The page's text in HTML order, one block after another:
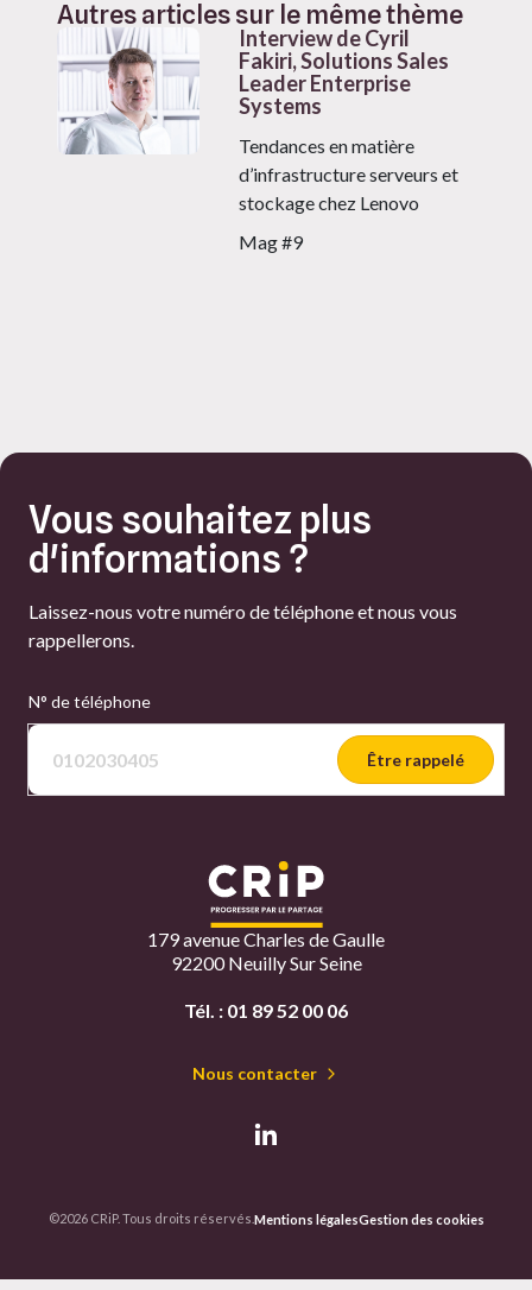
Autres articles sur le même thème
Interview de Cyril
Fakiri, Solutions Sales
Leader Enterprise
Systems
Tendances en matière
d’infrastructure serveurs et
stockage chez Lenovo
Mag #9
Vous souhaitez plus
d'informations ?
Laissez-nous votre numéro de téléphone et nous vous
rappellerons.
N° de téléphone
Être rappelé
179 avenue Charles de Gaulle
92200 Neuilly Sur Seine
Tél. : 01 89 52 00 06
Nous contacter
©2026 CRiP. Tous droits réservés.Mentions légalesGestion des cookies